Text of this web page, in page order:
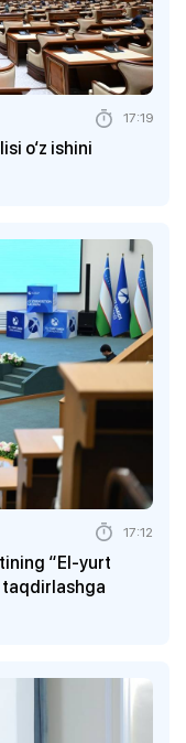
o‘z ishini
17:19
“El-yurt
17:12